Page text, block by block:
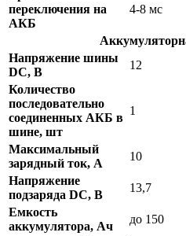
переключения на
АКБ
4-8 мс
Напряжение шины
DC, B
12
Количество
последовательно
соединенных АКБ в
шине, шт
1
Максимальный
зарядный ток, А
10
Напряжение
подзаряда DC, B
13,7
Емкость
аккумулятора, Ач
до 150